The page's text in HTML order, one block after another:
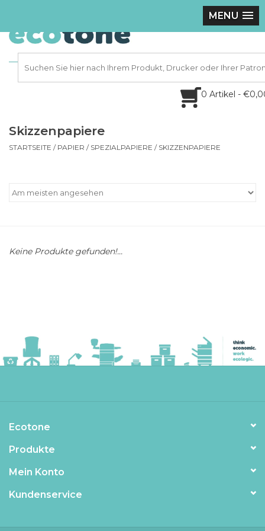
MENU
0 Artikel -
Skizzenpapiere
STARTSEITE / PAPIER / SPEZIALPAPIERE / SKIZZENPAPIERE
Keine Produkte gefunden!...
Ecotone
Produkte
Mein Konto
Kundenservice